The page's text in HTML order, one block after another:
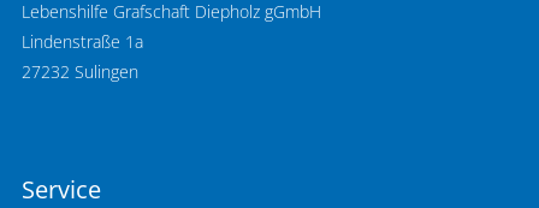
Lebenshilfe Grafschaft Diepholz gGmbH
Lindenstraße 1a
27232 Sulingen
Service